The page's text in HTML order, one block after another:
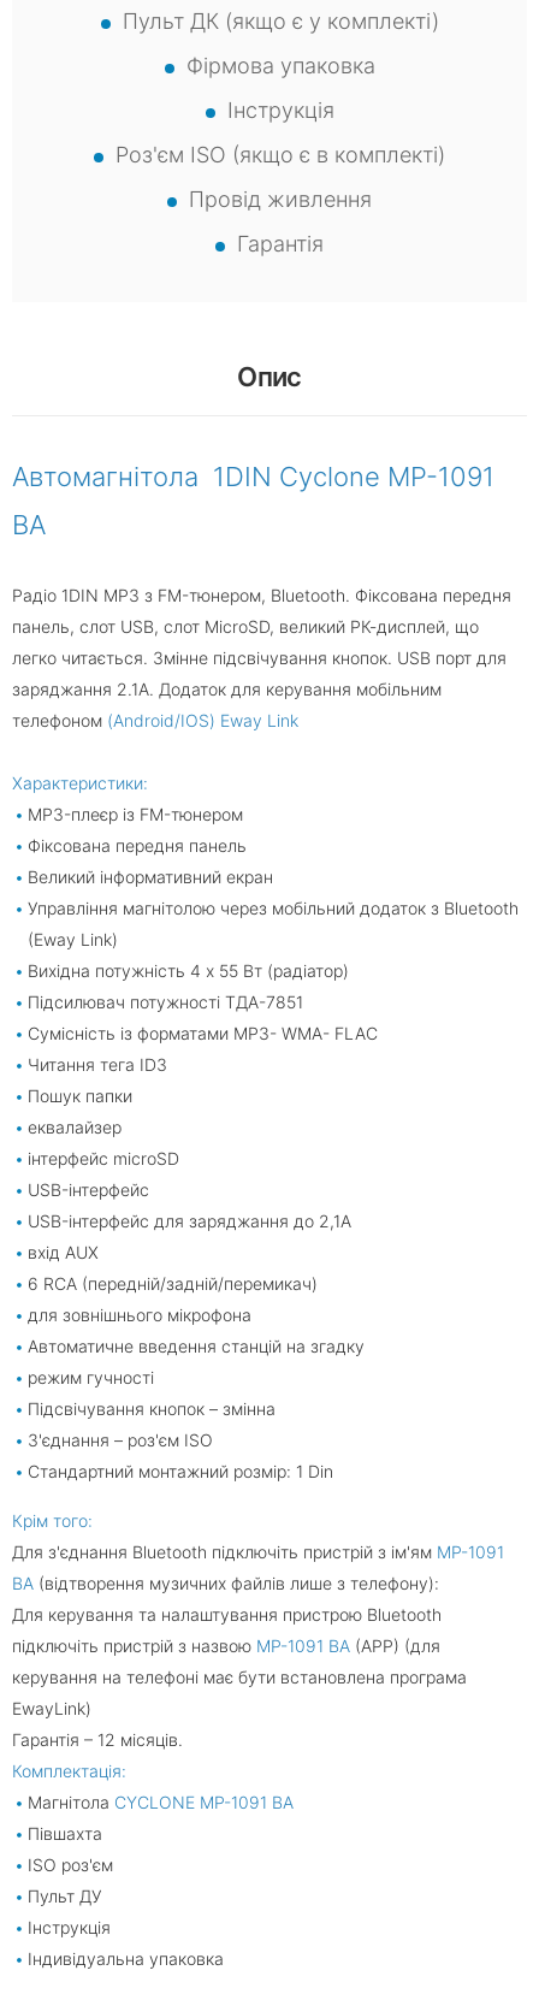
Пульт ДК (якщо є у комплекті)
Фірмова упаковка
Інструкція
Роз'єм ISO (якщо є в комплекті)
Провід живлення
Гарантія
Опис
Автомагнітола 1DIN Cyclone MP-1091
BA
Радіо 1DIN MP3 з FM-тюнером, Bluetooth. Фіксована передня
панель, слот USB, слот MicroSD, великий РК-дисплей, що
легко читається. Змінне підсвічування кнопок. USB порт для
заряджання 2.1А. Додаток для керування мобільним
телефоном (Android/IOS) Eway Link
Характеристики:
MP3-плеєр із FM-тюнером
Фіксована передня панель
Великий інформативний екран
Управління магнітолою через мобільний додаток з Bluetooth
(Eway Link)
Вихідна потужність 4 х 55 Вт (радіатор)
Підсилювач потужності ТДА-7851
Сумісність із форматами MP3- WMA- FLAC
Читання тега ID3
Пошук папки
еквалайзер
інтерфейс microSD
USB-інтерфейс
USB-інтерфейс для заряджання до 2,1А
вхід AUX
6 RCA (передній/задній/перемикач)
для зовнішнього мікрофона
Автоматичне введення станцій на згадку
режим гучності
Підсвічування кнопок – змінна
З'єднання – роз'єм ISO
Стандартний монтажний розмір: 1 Din
Крім того:
Для з'єднання Bluetooth підключіть пристрій з ім'ям MP-1091
BA (відтворення музичних файлів лише з телефону):
Для керування та налаштування пристрою Bluetooth
підключіть пристрій з назвою MP-1091 BA (APP) (для
керування на телефоні має бути встановлена ​​програма
EwayLink)
Гарантія – 12 місяців.
Комплектація:
Магнітола CYCLONE MP-1091 BA
Півшахта
ISO роз'єм
Пульт ДУ
Інструкція
Індивідуальна упаковка